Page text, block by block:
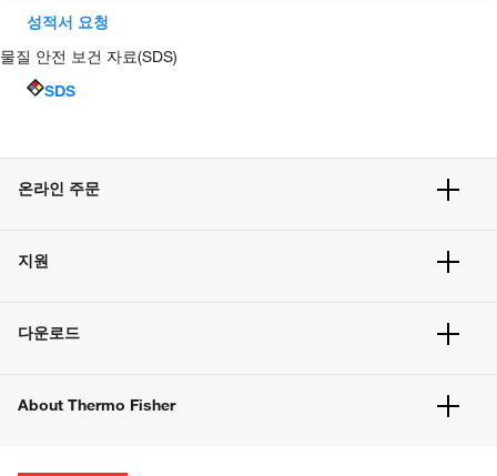
성적서 요청
물질 안전 보건 자료(SDS)
SDS
온라인 주문
주문 방법
벌크 주문
지원
고객 센터
웹사이트 개선사항
다운로드
About Thermo Fisher